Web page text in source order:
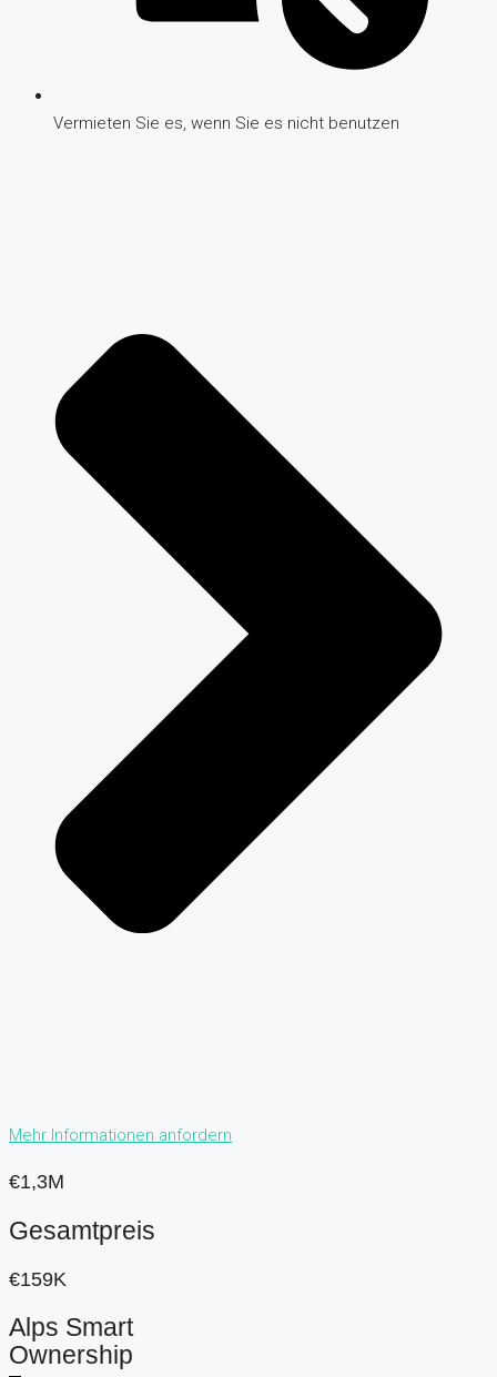
Vermieten Sie es, wenn Sie es nicht benutzen
Mehr Informationen anfordern
€1,3M
Gesamtpreis
€159K
Alps Smart
Ownership